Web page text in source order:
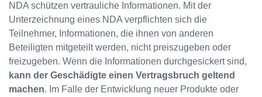
NDA schützen vertrauliche Informationen. Mit der
Unterzeichnung eines NDA verpflichten sich die
Teilnehmer, Informationen, die ihnen von anderen
Beteiligten mitgeteilt werden, nicht preiszugeben oder
freizugeben. Wenn die Informationen durchgesickert sind,
kann der Geschädigte einen Vertragsbruch geltend
machen. Im Falle der Entwicklung neuer Produkte oder